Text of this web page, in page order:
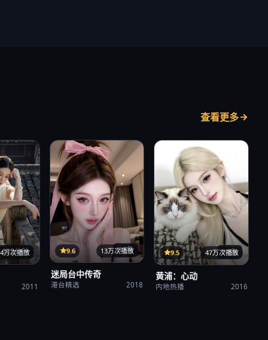
查看更多
122分钟
万次播放
2011
31集
9.6 13万次播放
迷局台中传奇
港台精选 2018
24集
9.5 47万次播放
黄浦：心动
内地热播 2016